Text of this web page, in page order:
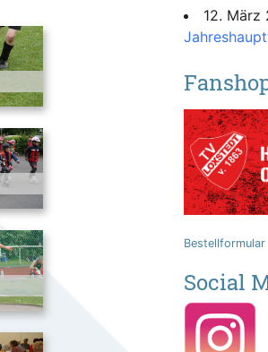
12. März
Bestellformular
Social